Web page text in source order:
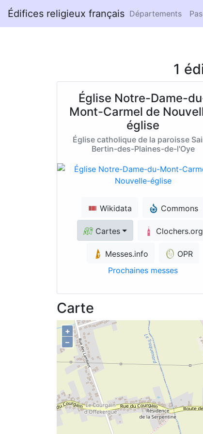
Édifices religieux français Départements
1
Église Notre-Dame-
Mont-Carmel de
église
Église catholique de la paroisse
Bertin-des-Plaines-de-l'Oye
Wikidata Commons
Cartes Clochers.org
Messes.info
OPR
Prochaines messes
Carte
+
–